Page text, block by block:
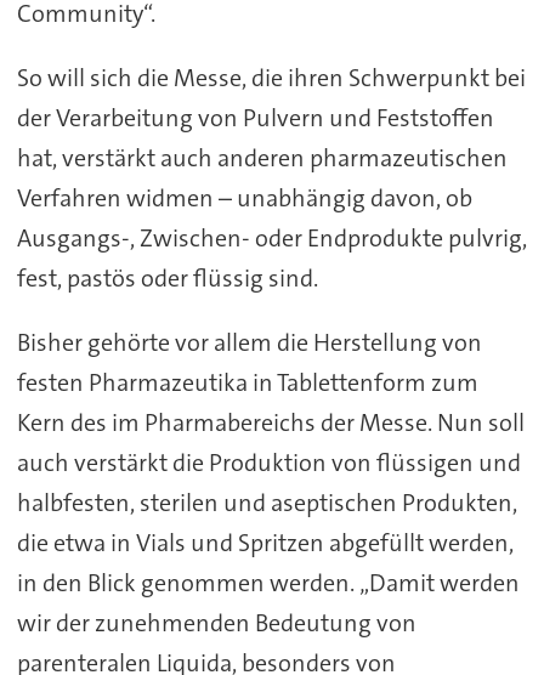
Community“.
So will sich die Messe, die ihren Schwerpunkt bei
der Verarbeitung von Pulvern und Feststoffen
hat, verstärkt auch anderen pharmazeutischen
Verfahren widmen – unabhängig davon, ob
Ausgangs-, Zwischen- oder Endprodukte pulvrig,
fest, pastös oder flüssig sind.
Bisher gehörte vor allem die Herstellung von
festen Pharmazeutika in Tablettenform zum
Kern des im Pharmabereichs der Messe. Nun soll
auch verstärkt die Produktion von flüssigen und
halbfesten, sterilen und aseptischen Produkten,
die etwa in Vials und Spritzen abgefüllt werden,
in den Blick genommen werden. „Damit werden
wir der zunehmenden Bedeutung von
parenteralen Liquida, besonders von